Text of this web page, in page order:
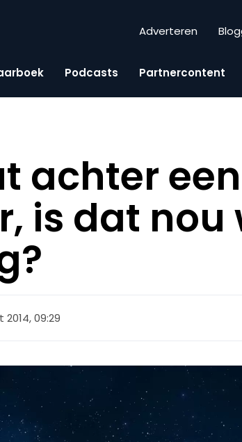
Adverteren
Podcasts Partnercontent
achter een
is dat nou
2014, 09:29